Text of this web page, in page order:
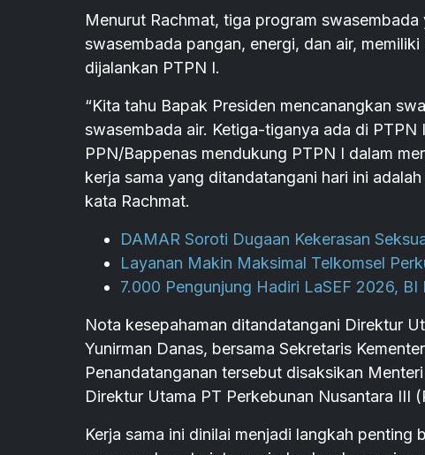
Menurut Rachmat, tiga program
swasembada pangan, energi, dan air,
dijalankan PTPN I.
“Kita tahu Bapak Presiden mencanangkan
swasembada air. Ketiga-tiganya ada di PTPN
PPN/Bappenas mendukung PTPN I dalam
kerja sama yang ditandatangani hari ini
kata Rachmat.
DAMAR Soroti Dugaan Kekerasan
Layanan Makin Maksimal Telkomsel
7.000 Pengunjung Hadiri LaSEF 2026,
Nota kesepahaman ditandatangani Direktur
Yunirman Danas, bersama Sekretaris
Penandatanganan tersebut disaksikan
Direktur Utama PT Perkebunan Nusantara III
Kerja sama ini dinilai menjadi langkah